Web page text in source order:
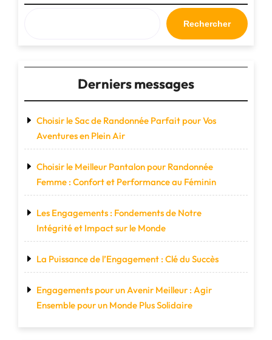
pour
homme
en
Rechercher
Derniers messages
Choisir le Sac de Randonnée Parfait pour Vos
Aventures en Plein Air
Choisir le Meilleur Pantalon pour Randonnée
Femme : Confort et Performance au Féminin
Les Engagements : Fondements de Notre
Intégrité et Impact sur le Monde
La Puissance de l’Engagement : Clé du Succès
Engagements pour un Avenir Meilleur : Agir
Ensemble pour un Monde Plus Solidaire